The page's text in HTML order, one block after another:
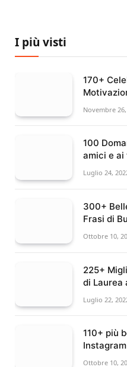
I più visti
170+
Novembre 26,
100
amici e
Luglio 24,
300+
Frasi di
Ottobre 10,
225+
di Laurea
Luglio 22,
110+ più
Ottobre 10,